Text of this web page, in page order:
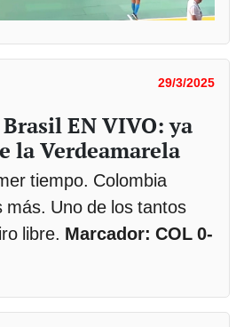
29/3/2025
EN VIVO: ya
la Verdeamarela
tiempo. Colombia
más. Uno de los tantos
libre. Marcador: COL 0-